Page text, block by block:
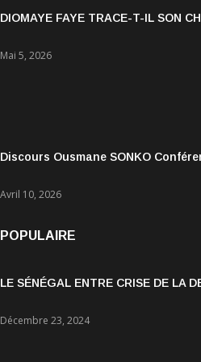
DIOMAYE FAYE TRACE-T-IL SON
Mai 5, 2026
Discours Ousmane SONKO
Avril 10, 2026
POPULAIRE
LE SÉNÉGAL ENTRE CRISE DE LA
Décembre 23, 2024